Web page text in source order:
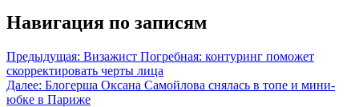
Навигация по записям
Предыдущая: Визажист Погребная: контуринг поможет
скорректировать черты лица
Далее: Блогерша Оксана Самойлова снялась в топе и мини-
юбке в Париже